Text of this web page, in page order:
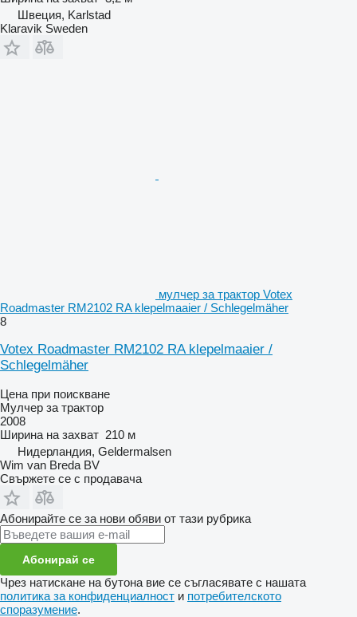
Швеция, Karlstad
Klaravik Sweden
мулчер за трактор Votex
Roadmaster RM2102 RA klepelmaaier / Schlegelmäher
8
Votex Roadmaster RM2102 RA klepelmaaier /
Schlegelmäher
Цена при поискване
Мулчер за трактор
2008
Ширина на захват 210 м
Нидерландия, Geldermalsen
Wim van Breda BV
Свържете се с продавача
Абонирайте се за нови обяви от тази рубрика
Абонирай се
Чрез натискане на бутона вие се съгласявате с нашата
политика за конфиденциалност и потребителското
споразумение.